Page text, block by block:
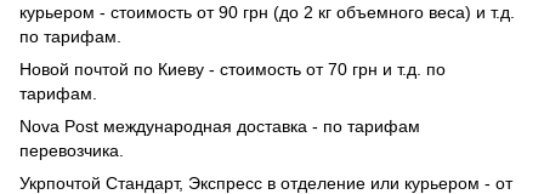
курьером - стоимость от 90 грн (до 2 кг объемного веса) и т.д.
по тарифам.
Новой почтой по Киеву - стоимость от 70 грн и т.д. по
тарифам.
Nova Post международная доставка - по тарифам
перевозчика.
Укрпочтой Стандарт, Экспресс в отделение или курьером - от